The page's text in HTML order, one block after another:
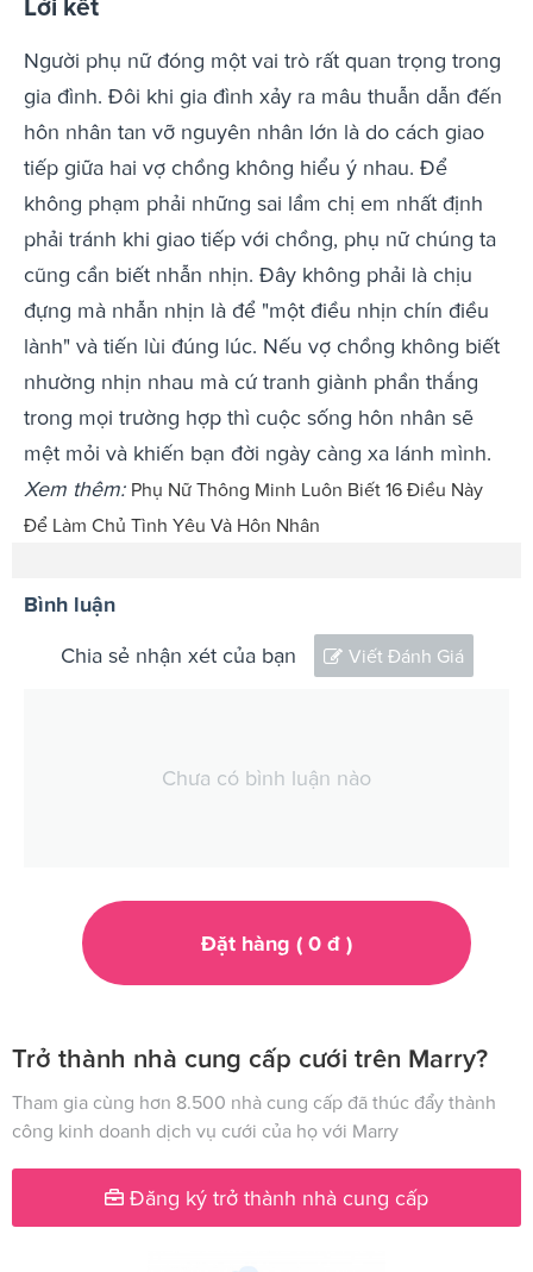
Lời kết
Người phụ nữ đóng một vai trò rất quan trọng trong
gia đình. Đôi khi gia đình xảy ra mâu thuẫn dẫn đến
hôn nhân tan vỡ nguyên nhân lớn là do cách giao
tiếp giữa hai vợ chồng không hiểu ý nhau. Để
không phạm phải những sai lầm chị em nhất định
phải tránh khi giao tiếp với chồng, phụ nữ chúng ta
cũng cần biết nhẫn nhịn. Đây không phải là chịu
đựng mà nhẫn nhịn là để "một điều nhịn chín điều
lành" và tiến lùi đúng lúc. Nếu vợ chồng không biết
nhường nhịn nhau mà cứ tranh giành phần thắng
trong mọi trường hợp thì cuộc sống hôn nhân sẽ
mệt mỏi và khiến bạn đời ngày càng xa lánh mình.
Xem thêm: Phụ Nữ Thông Minh Luôn Biết 16 Điều Này
Để Làm Chủ Tình Yêu Và Hôn Nhân
Bình luận
Chia sẻ nhận xét của bạn Viết Đánh Giá
Chưa có bình luận nào
Đặt hàng ( 0đ )
Trở thành nhà cung cấp cưới trên Marry?
Tham gia cùng hơn 8.500 nhà cung cấp đã thúc đẩy thành
công kinh doanh dịch vụ cưới của họ với Marry
Đăng ký trở thành nhà cung cấp